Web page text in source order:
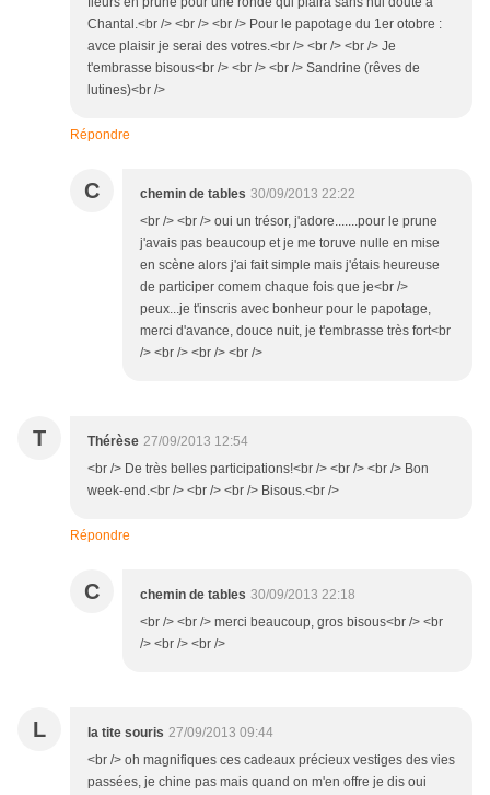
Chantal.<br /> <br /> <br /> Pour le papotage du 1er otobre :
avce plaisir je serai des votres.<br /> <br /> <br /> Je
t'embrasse bisous<br /> <br /> <br /> Sandrine (rêves de
lutines)<br />
Répondre
C chemin de tables 30/09/2013 22:22
<br /> <br /> oui un trésor, j'adore.......pour le prune
j'avais pas beaucoup et je me toruve nulle en mise
en scène alors j'ai fait simple mais j'étais heureuse
de participer comem chaque fois que je<br />
peux...je t'inscris avec bonheur pour le papotage,
merci d'avance, douce nuit, je t'embrasse très fort<br
/> <br /> <br /> <br />
T Thérèse 27/09/2013 12:54
<br /> De très belles participations!<br /> <br /> <br /> Bon
week-end.<br /> <br /> <br /> Bisous.<br />
Répondre
C chemin de tables 30/09/2013 22:18
<br /> <br /> merci beaucoup, gros bisous<br /> <br
/> <br /> <br />
L la tite souris 27/09/2013 09:44
<br /> oh magnifiques ces cadeaux précieux vestiges des vies
passées, je chine pas mais quand on m'en offre je dis oui